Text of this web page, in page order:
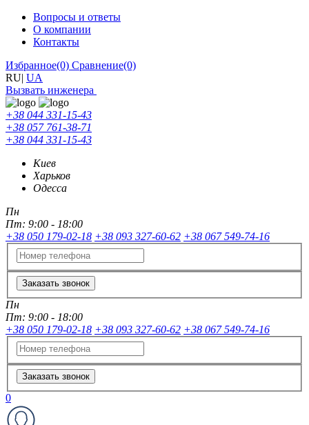
Вопросы и ответы
О компании
Контакты
Избранное(0) Сравнение(0)
RU| UA
Вызвать инженера
+38 044 331-15-43
+38 057 761-38-71
+38 044 331-15-43
Киев
Харьков
Одесса
Пн
Пт: 9:00 - 18:00
+38 050 179-02-18 +38 093 327-60-62 +38 067 549-74-16
Заказать звонок
Пн
Пт: 9:00 - 18:00
+38 050 179-02-18 +38 093 327-60-62 +38 067 549-74-16
Заказать звонок
0